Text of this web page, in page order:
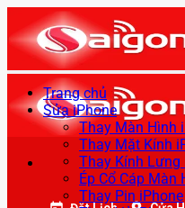
qua
nội
dung
Trang chủ
Sửa iPhone
Thay Màn Hình
Thay Mặt Kính
Thay Kính Lưng
Ép Cổ Cáp Màn
Thay Pin iPhone